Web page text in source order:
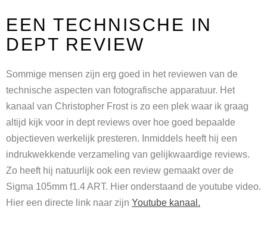
EEN TECHNISCHE IN
DEPT REVIEW
Sommige mensen zijn erg goed in het reviewen van de
technische aspecten van fotografische apparatuur. Het
kanaal van Christopher Frost is zo een plek waar ik graag
altijd kijk voor in dept reviews over hoe goed bepaalde
objectieven werkelijk presteren. Inmiddels heeft hij een
indrukwekkende verzameling van gelijkwaardige reviews.
Zo heeft hij natuurlijk ook een review gemaakt over de
Sigma 105mm f1.4 ART. Hier onderstaand de youtube video.
Hier een directe link naar zijn Youtube kanaal.